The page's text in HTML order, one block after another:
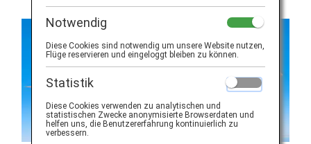
Notwendig
Diese Cookies sind notwendig um unsere Website nutzen,
Flüge reservieren und eingeloggt bleiben zu können.
Statistik
Diese Cookies verwenden zu analytischen und
statistischen Zwecke anonymisierte Browserdaten und
helfen uns, die Benutzererfahrung kontinuierlich zu
verbessern.